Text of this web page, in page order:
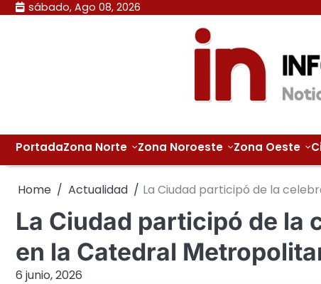
Skip sábado, Ago 08, 2026
PortadaZona Norte Zona Noroeste Zona Oeste
Home Actualidad La Ciudad participó de la
La Ciudad participó de la
en la Catedral
6 junio, 2026